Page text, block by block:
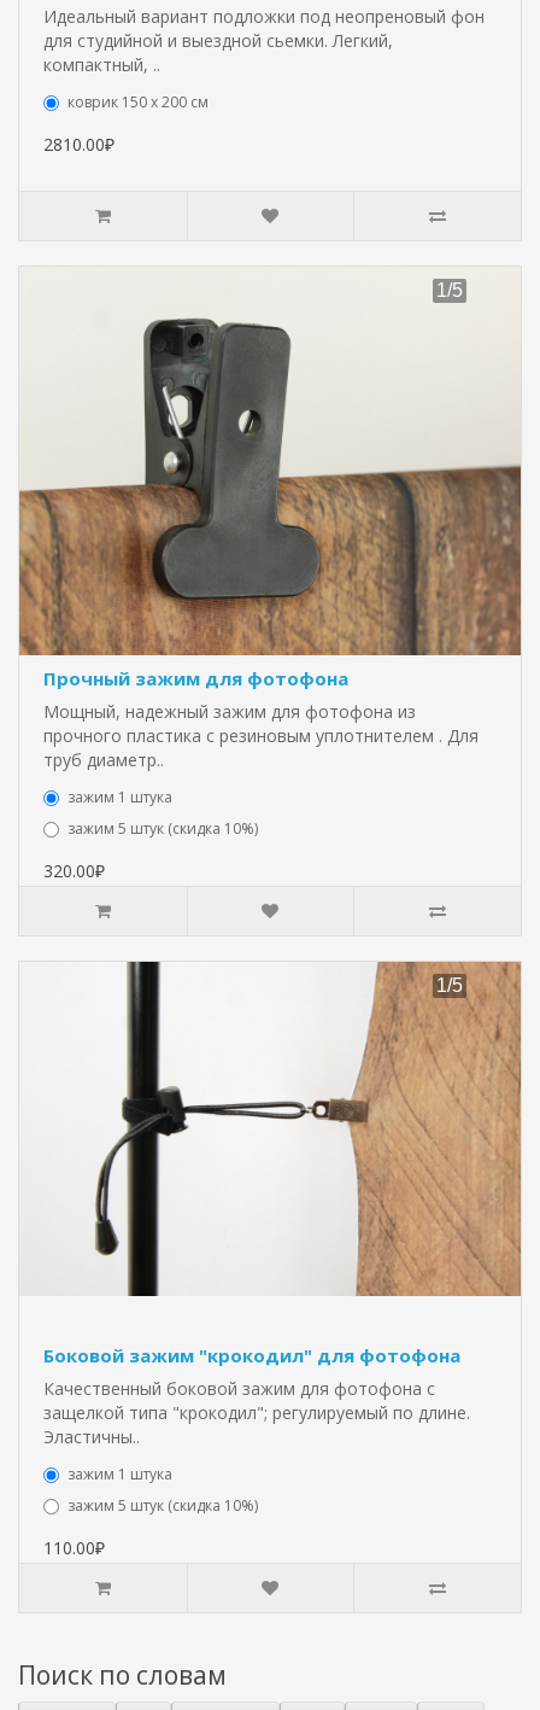
Идеальный вариант подложки под неопреновый фон
для студийной и выездной сьемки. Легкий,
компактный, ..
коврик 150 х 200 см
2810.00₽
Прочный зажим для фотофона
Мощный, надежный зажим для фотофона из
прочного пластика с резиновым уплотнителем . Для
труб диаметр..
зажим 1 штука
зажим 5 штук (скидка 10%)
320.00₽
Боковой зажим "крокодил" для фотофона
Качественный боковой зажим для фотофона с
защелкой типа "крокодил"; регулируемый по длине.
Эластичны..
зажим 1 штука
зажим 5 штук (скидка 10%)
110.00₽
Поиск по словам